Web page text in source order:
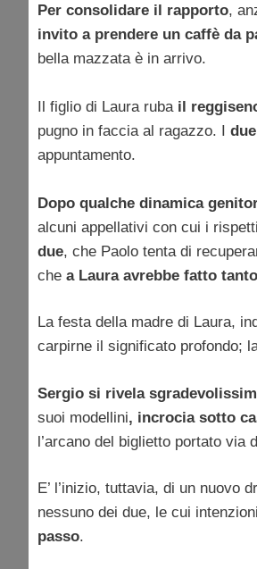
Per consolidare il rapporto,
invito a prendere un caffè da
bella mazzata è in arrivo.
Il figlio di Laura ruba il
pugno in faccia al ragazzo. I
appuntamento.
Dopo qualche dinamica
alcuni appellativi con cui i
due, che Paolo tenta di
che a Laura avrebbe fatto
La festa della madre di Laura,
carpirne il significato profondo;
Sergio si rivela
suoi modellini, incrocia sotto
l’arcano del biglietto portato via
E’ l’inizio, tuttavia, di un nuovo
nessuno dei due, le cui
passo.